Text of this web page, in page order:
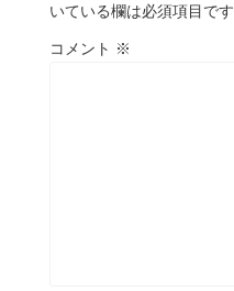
いている欄は必須項目です
コメント ※